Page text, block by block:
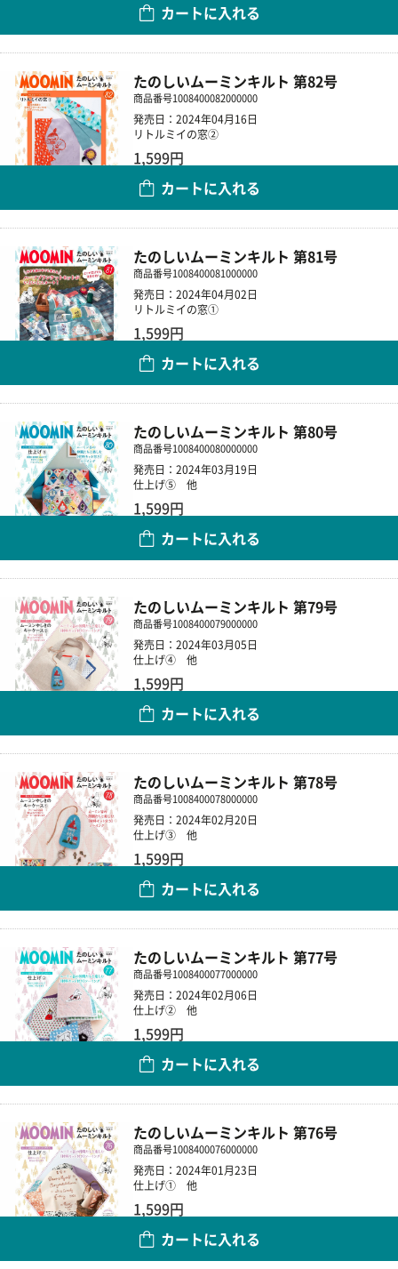
カートに入れる
たのしいムーミンキルト 第82号
商品番号1008400082000000
発売日：2024年04月16日
リトルミイの窓②
1,599円
カートに入れる
たのしいムーミンキルト 第81号
商品番号1008400081000000
発売日：2024年04月02日
リトルミイの窓①
1,599円
カートに入れる
たのしいムーミンキルト 第80号
商品番号1008400080000000
発売日：2024年03月19日
仕上げ⑤ 他
1,599円
カートに入れる
たのしいムーミンキルト 第79号
商品番号1008400079000000
発売日：2024年03月05日
仕上げ④ 他
1,599円
カートに入れる
たのしいムーミンキルト 第78号
商品番号1008400078000000
発売日：2024年02月20日
仕上げ③ 他
1,599円
カートに入れる
たのしいムーミンキルト 第77号
商品番号1008400077000000
発売日：2024年02月06日
仕上げ② 他
1,599円
カートに入れる
たのしいムーミンキルト 第76号
商品番号1008400076000000
発売日：2024年01月23日
仕上げ① 他
1,599円
カートに入れる